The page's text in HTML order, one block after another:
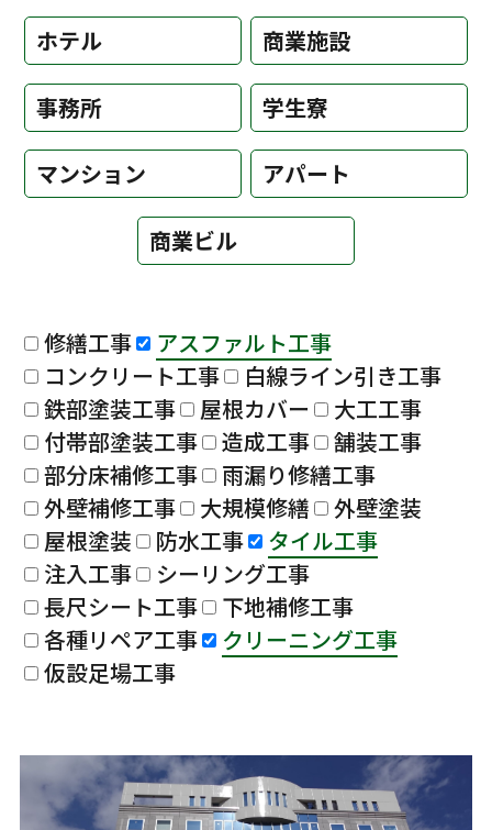
ホテル 商業施設
事務所 学生寮
マンション アパート
商業ビル
修繕工事
アスファルト工事
コンクリート工事
白線ライン引き工事
鉄部塗装工事
屋根カバー
大工工事
付帯部塗装工事
造成工事
舗装工事
部分床補修工事
雨漏り修繕工事
外壁補修工事
大規模修繕
外壁塗装
屋根塗装
防水工事
タイル工事
注入工事
シーリング工事
長尺シート工事
下地補修工事
各種リペア工事
クリーニング工事
仮設足場工事